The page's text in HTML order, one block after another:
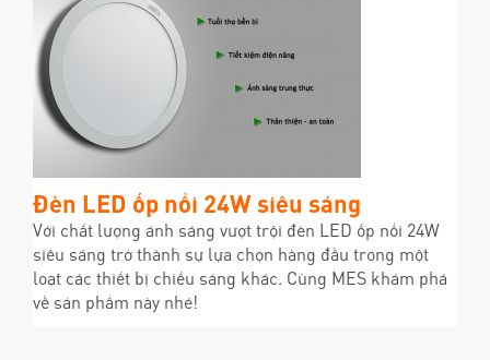
Đèn LED ốp nổi 24W siêu sáng
Với chất lượng ánh sáng vượt trội đèn LED ốp nổi 24W
siêu sáng trở thành sự lựa chọn hàng đầu trong một
loạt các thiết bị chiếu sáng khác. Cùng MES khám phá
về sản phẩm này nhé!